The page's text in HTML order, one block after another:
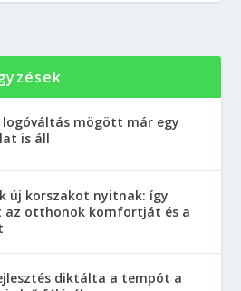
logóváltás mögött már egy
is áll
új korszakot nyitnak: így
az otthonok komfortját és a
diktálta a tempót a